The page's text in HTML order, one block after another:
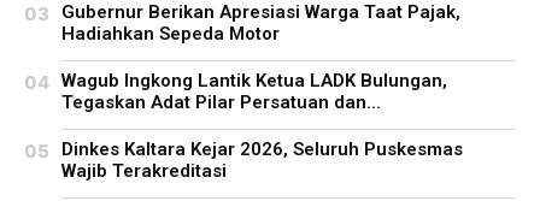
Gubernur Berikan Apresiasi Warga Taat Pajak,
Hadiahkan Sepeda Motor
Wagub Ingkong Lantik Ketua LADK Bulungan,
Tegaskan Adat Pilar Persatuan dan...
Dinkes Kaltara Kejar 2026, Seluruh Puskesmas
Wajib Terakreditasi